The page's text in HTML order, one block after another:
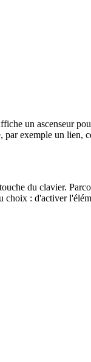
un ascenseur
par exemple un
du clavier.
: d'activer